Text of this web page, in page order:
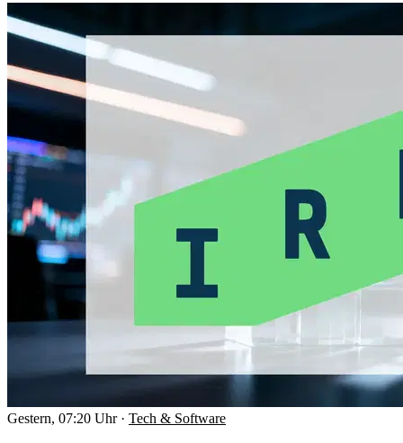
Gestern, 07:20 Uhr · Tech & Software